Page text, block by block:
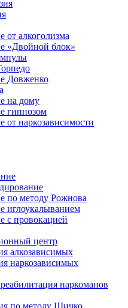
от алкоголизма
«Двойной блок»
Довженко
на дому
гипнозом
от наркозависимости
по методу Рожнова
иглоукалыванием
с провокацией
центр
алкозависимых
наркозависимых
наркоманов
по методу Шичко